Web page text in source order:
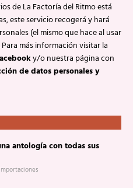
de La Factoría del Ritmo está
este servicio recogerá y hará
(el mismo que hace al usar
más información visitar la
y/o nuestra página con
de datos personales y
antología con todas sus
importaciones